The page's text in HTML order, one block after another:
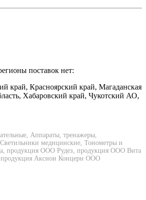
поставок нет:
край, Красноярский край, Магаданская
Хабаровский край, Чукотский АО,
Аппараты, тренажеры,
медицинские, Тонометры и
продукция ООО Рудез, продукция ООО Вита
продукция Аксион Концерн ООО